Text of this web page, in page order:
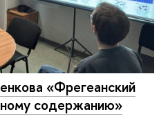
«Фрегеанский
содержанию»